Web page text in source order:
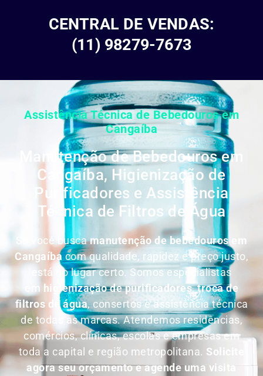
CENTRAL DE VENDAS:
(11) 98279-7673
Assistência Técnica de Bebedouros em
Cangaíba
Manutenção de Bebedouros em
Cangaíba, Higienização de
Purificadores e Assistência
Técnica de Filtros de Água
Se você buscamanutenção de bebedouros em
Cangaíbacom qualidade, rapidez e preço justo,
está no lugar certo. Somos especialistas
em higienização de purificadores,troca de
filtros de água, consertos e assistência técnica
de todas as marcas. Atendemos residências,
comércios, clínicas, escolas e empresas em
toda a capital e região metropolitana. Solicite
agora seu orçamento e agende uma visita